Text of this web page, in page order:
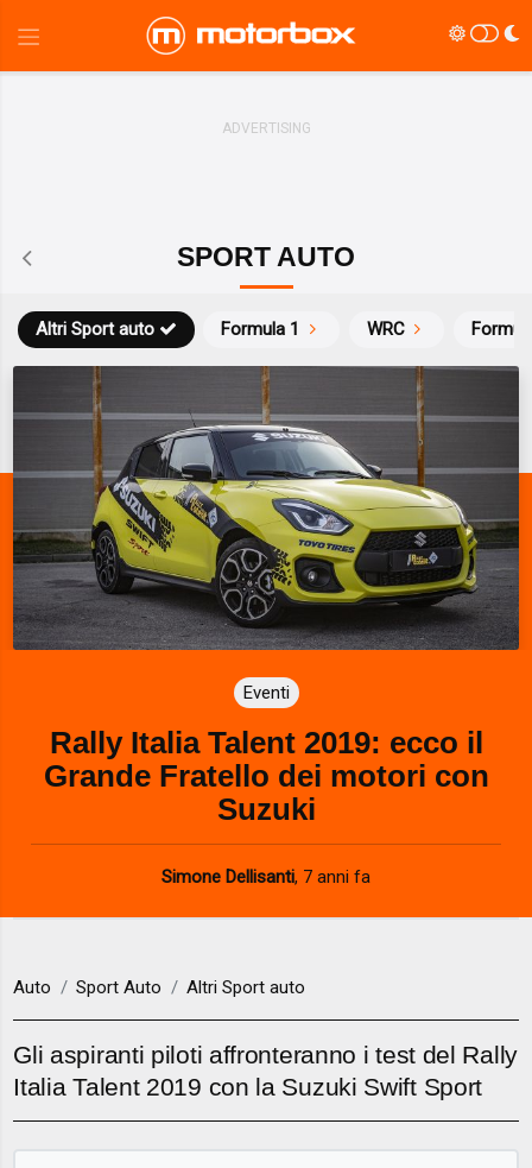
SPORT AUTO
Formula 1 WRC
Altri Sport auto
Eventi
Rally Italia Talent 2019: ecco il
Grande Fratello dei motori con
Suzuki
Simone Dellisanti, 7 anni fa
Auto Sport Auto Altri Sport auto
Gli aspiranti piloti affronteranno i test del Rally
Italia Talent 2019 con la Suzuki Swift Sport